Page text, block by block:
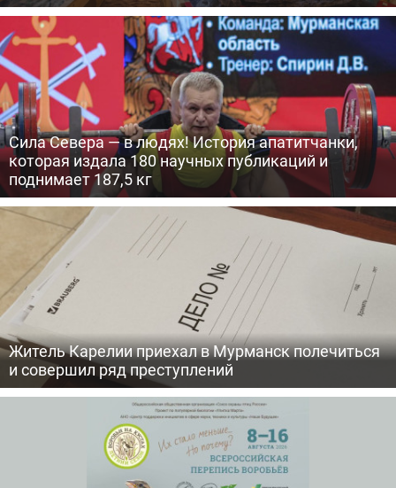
Сила Севера — в людях! История апатитчанки,
которая издала 180 научных публикаций и
поднимает 187,5 кг
Житель Карелии приехал в Мурманск полечиться
и совершил ряд преступлений